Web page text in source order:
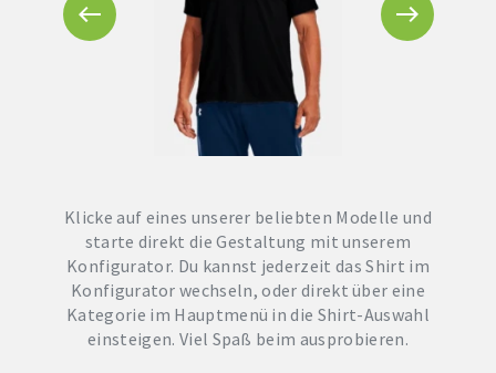
Klicke auf eines unserer beliebten Modelle und
starte direkt die Gestaltung mit unserem
Konfigurator. Du kannst jederzeit das Shirt im
Konfigurator wechseln, oder direkt über eine
Kategorie im Hauptmenü in die Shirt-Auswahl
einsteigen. Viel Spaß beim ausprobieren.